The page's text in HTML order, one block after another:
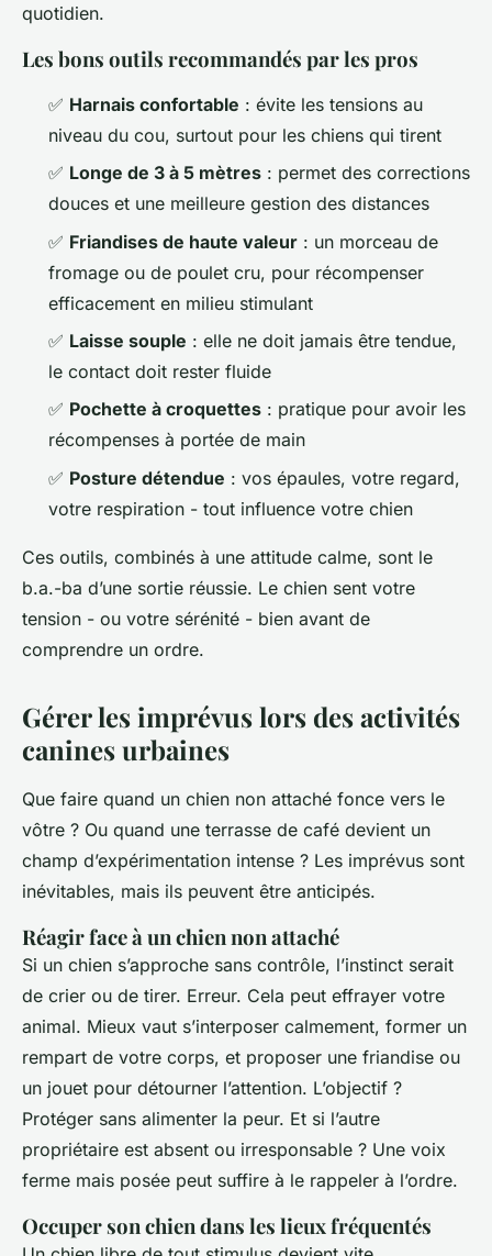
quotidien.
Les bons outils recommandés par les pros
✅ Harnais confortable : évite les tensions au
niveau du cou, surtout pour les chiens qui tirent
✅ Longe de 3 à 5 mètres : permet des corrections
douces et une meilleure gestion des distances
✅ Friandises de haute valeur : un morceau de
fromage ou de poulet cru, pour récompenser
efficacement en milieu stimulant
✅ Laisse souple : elle ne doit jamais être tendue,
le contact doit rester fluide
✅ Pochette à croquettes : pratique pour avoir les
récompenses à portée de main
✅ Posture détendue : vos épaules, votre regard,
votre respiration - tout influence votre chien
Ces outils, combinés à une attitude calme, sont le
b.a.-ba d’une sortie réussie. Le chien sent votre
tension - ou votre sérénité - bien avant de
comprendre un ordre.
Gérer les imprévus lors des activités
canines urbaines
Que faire quand un chien non attaché fonce vers le
vôtre ? Ou quand une terrasse de café devient un
champ d’expérimentation intense ? Les imprévus sont
inévitables, mais ils peuvent être anticipés.
Réagir face à un chien non attaché
Si un chien s’approche sans contrôle, l’instinct serait
de crier ou de tirer. Erreur. Cela peut effrayer votre
animal. Mieux vaut s’interposer calmement, former un
rempart de votre corps, et proposer une friandise ou
un jouet pour détourner l’attention. L’objectif ?
Protéger sans alimenter la peur. Et si l’autre
propriétaire est absent ou irresponsable ? Une voix
ferme mais posée peut suffire à le rappeler à l’ordre.
Occuper son chien dans les lieux fréquentés